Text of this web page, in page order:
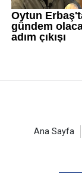
Ana Sayfa